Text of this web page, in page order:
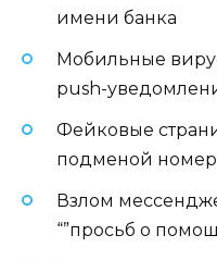
имени банка
Мобильные
push-
Фейковые
подменой
Взлом
“”просьб о